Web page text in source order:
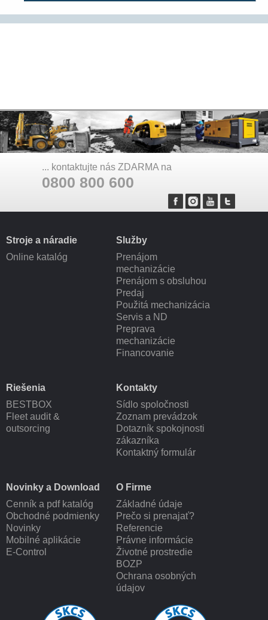
... kontaktujte nás ZDARMA na
0800 800 600
Stroje a náradie
Online katalóg
Služby
Prenájom
mechanizácie
Prenájom s obsluhou
Predaj
Použitá mechanizácia
Servis a ND
Preprava
mechanizácie
Financovanie
Riešenia
BESTBOX
Fleet audit &
outsorcing
Kontakty
Sídlo spoločnosti
Zoznam prevádzok
Dotazník spokojnosti
zákazníka
Kontaktný formulár
Novinky a Download
Cenník a pdf katalóg
Obchodné podmienky
Novinky
Mobilné aplikácie
E-Control
O Firme
Základné údaje
Prečo si prenajať?
Referencie
Právne informácie
Životné prostredie
BOZP
Ochrana osobných
údajov